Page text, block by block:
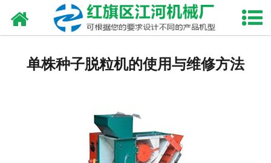
网站首页
合作伙伴
单株种子脱粒机的使用与维修方法